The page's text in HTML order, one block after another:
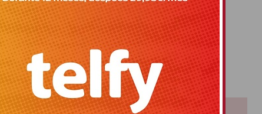
Bonoloto
Primitiva
El Gordo
Euromillones
Loteria
Once
PUBLICIDAD